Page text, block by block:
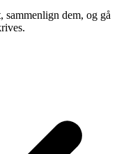
sammenlign dem, og gå